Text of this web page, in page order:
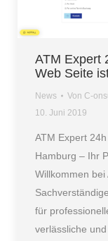
ATM Expert
Web Seite
News Von C-
10. Juni 2019
ATM Expert
Hamburg – Ihr
Willkommen bei
für
verlässliche